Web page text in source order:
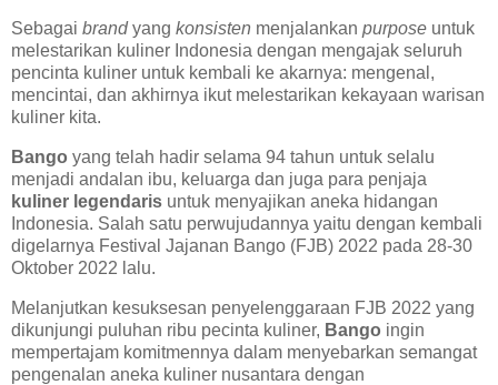
Sebagai brandyang konsisten menjalankan purpose untuk
melestarikan kuliner Indonesia dengan mengajak seluruh
pencinta kuliner untuk kembali ke akarnya: mengenal,
mencintai, dan akhirnya ikut melestarikan kekayaan warisan
kuliner kita.
Bango yang telah hadir selama 94 tahun untuk selalu
menjadi andalan ibu, keluarga dan juga para penjaja
kuliner legendaris untuk menyajikan aneka hidangan
Indonesia. Salah satu perwujudannya yaitu dengan kembali
digelarnya Festival Jajanan Bango (FJB) 2022 pada 28-30
Oktober 2022 lalu.
Melanjutkan kesuksesan penyelenggaraan FJB 2022 yang
dikunjungi puluhan ribu pecinta kuliner, Bango ingin
mempertajam komitmennya dalam menyebarkan semangat
pengenalan aneka kuliner nusantara dengan